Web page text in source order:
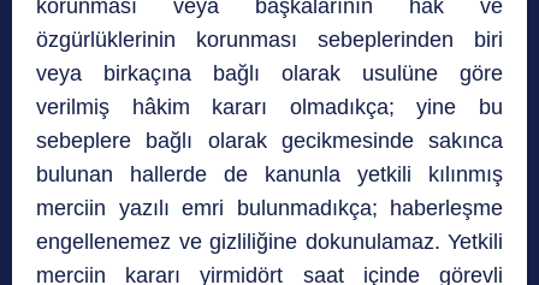
korunması veya başkalarının hak ve
özgürlüklerinin korunması sebeplerinden biri
veya birkaçına bağlı olarak usulüne göre
verilmiş hâkim kararı olmadıkça; yine bu
sebeplere bağlı olarak gecikmesinde sakınca
bulunan hallerde de kanunla yetkili kılınmış
merciin yazılı emri bulunmadıkça; haberleşme
engellenemez ve gizliliğine dokunulamaz. Yetkili
merciin kararı yirmidört saat içinde görevli